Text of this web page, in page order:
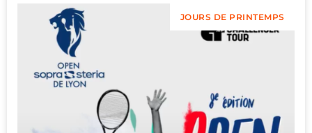
JOURS DE PRINTEMPS